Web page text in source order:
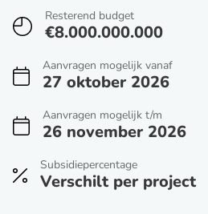
Resterend budget
€8.000.000.000
Aanvragen mogelijk vanaf
27 oktober 2026
Aanvragen mogelijk t/m
26 november 2026
Subsidiepercentage
Verschilt per project